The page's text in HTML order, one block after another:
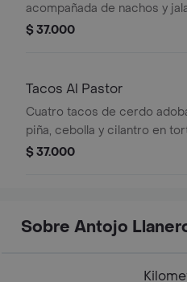
acompañada de nachos y
$ 37.000
Tacos Al Pastor
Cuatro tacos de cerdo
piña, cebolla y cilantro en
maíz.
$ 37.000
Sobre Antojo